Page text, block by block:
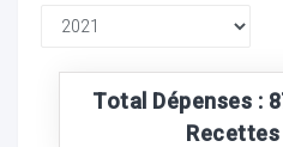
Total Dépenses
Recettes